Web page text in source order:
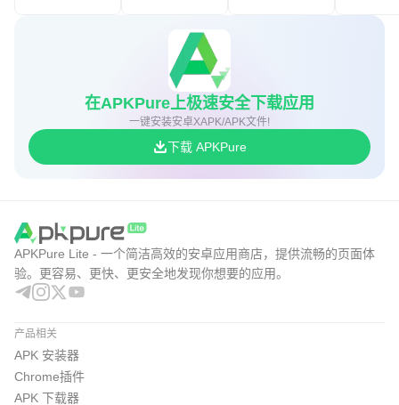
在APKPure上极速安全下载应用
一键安装安卓XAPK/APK文件!
下载 APKPure
APKPure Lite - 一个简洁高效的安卓应用商店，提供流畅的页面体
验。更容易、更快、更安全地发现你想要的应用。
产品相关
APK 安装器
Chrome插件
APK 下载器